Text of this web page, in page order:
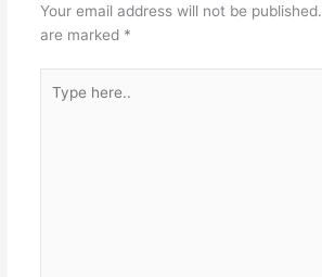
Your email address will not be published.
are marked *
here..